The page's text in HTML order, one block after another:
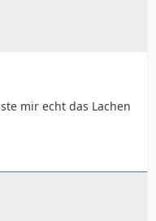
mir echt das Lachen